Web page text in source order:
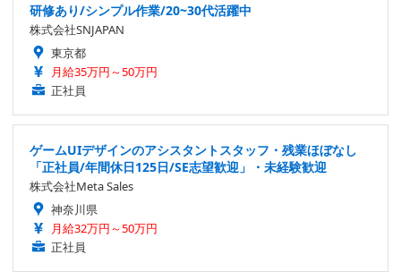
研修あり/シンプル作業/20~30代活躍中
株式会社SNJAPAN
東京都
月給35万円～50万円
正社員
ゲームUIデザインのアシスタントスタッフ・残業ほぼなし
「正社員/年間休日125日/SE志望歓迎」・未経験歓迎
株式会社Meta Sales
神奈川県
月給32万円～50万円
正社員